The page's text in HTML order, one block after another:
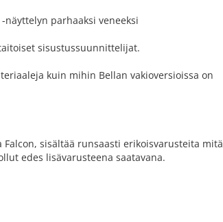
näyttelyn parhaaksi veneeksi
sisustussuunnittelijat.
kuin mihin Bellan vakioversioissa on
sisältää runsaasti erikoisvarusteita mitä
edes lisävarusteena saatavana.